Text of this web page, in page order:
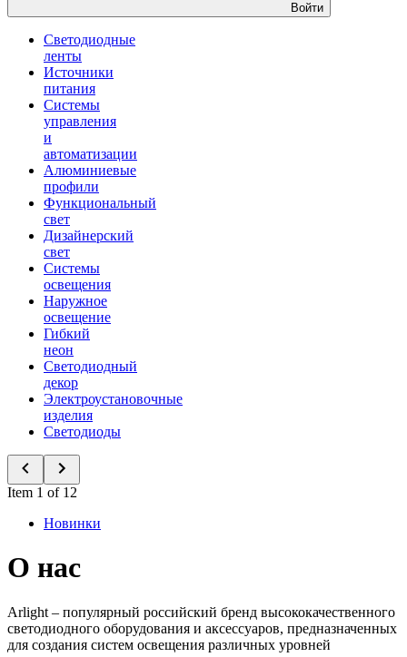
Войти
Светодиодные
ленты
Источники
питания
Системы
управления
и
автоматизации
Алюминиевые
профили
Функциональный
свет
Дизайнерский
свет
Системы
освещения
Наружное
освещение
Гибкий
неон
Светодиодный
декор
Электроустановочные
изделия
Светодиоды
Item 1 of 12
Новинки
О нас
Arlight – популярный российский бренд высококачественного
светодиодного оборудования и аксессуаров, предназначенных
для создания систем освещения различных уровней